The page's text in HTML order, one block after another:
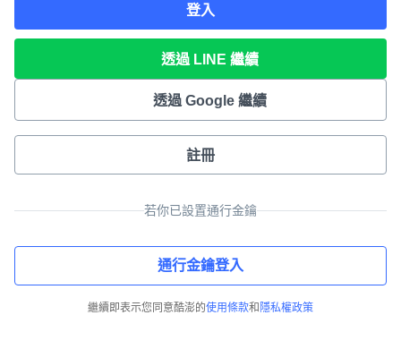
登入
透過 LINE 繼續
透過 Google 繼續
註冊
若你已設置通行金鑰
通行金鑰登入
繼續即表示您同意酷澎的使用條款和 隱私權政策